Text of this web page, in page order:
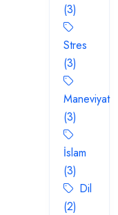
(3)
Stres
(3)
Maneviyat
(3)
İslam
(3)
Dil
(2)